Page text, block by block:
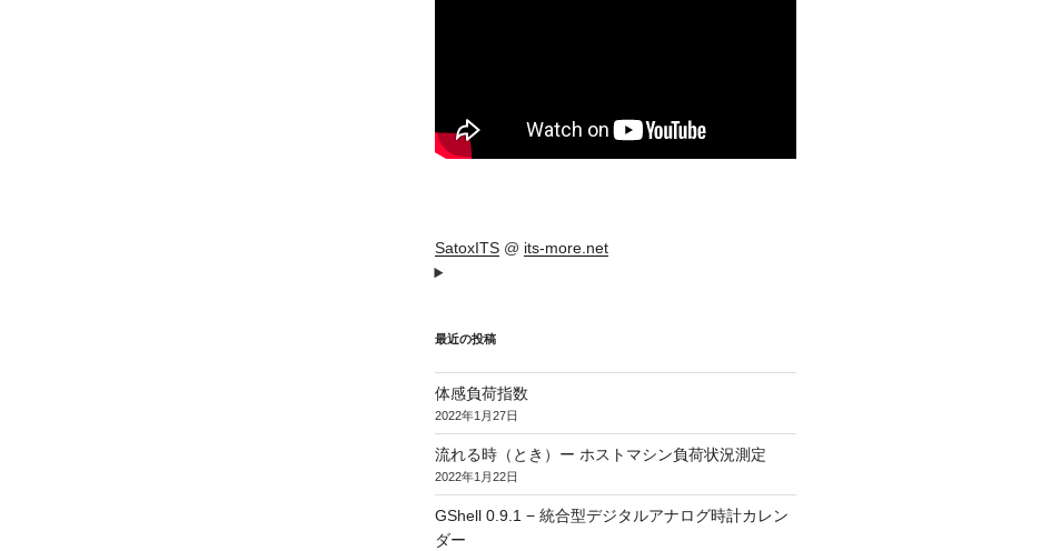
SatoxITS@ its-more.net
最近の投稿
体感負荷指数
2022年1月27日
流れる時（とき）ー ホストマシン負荷状況測定
2022年1月22日
GShell 0.9.1 − 統合型デジタルアナログ時計カレン
ダー